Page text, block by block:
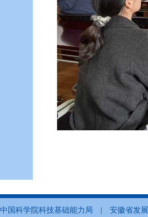
中国科学院科技基础能力局 | 安徽省发